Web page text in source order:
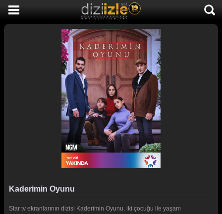
SON EKLENEN DİZİLER
GENÇLİK
DİZİ HABERLERİ
Kaderimin Oyunu
Star tv ekranlarının dizisi Kaderimin Oyunu, iki çocuğu ile yaşam